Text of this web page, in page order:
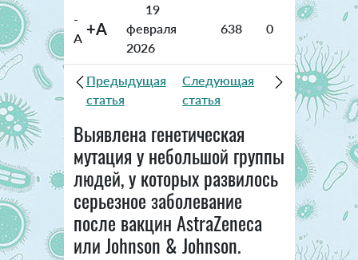
-
A +A
19
февраля
2026
638 0
Предыдущая
статья
Следующая
статья
Выявлена генетическая
мутация у небольшой группы
людей, у которых развилось
серьезное заболевание
после вакцин AstraZeneca
или Johnson & Johnson.